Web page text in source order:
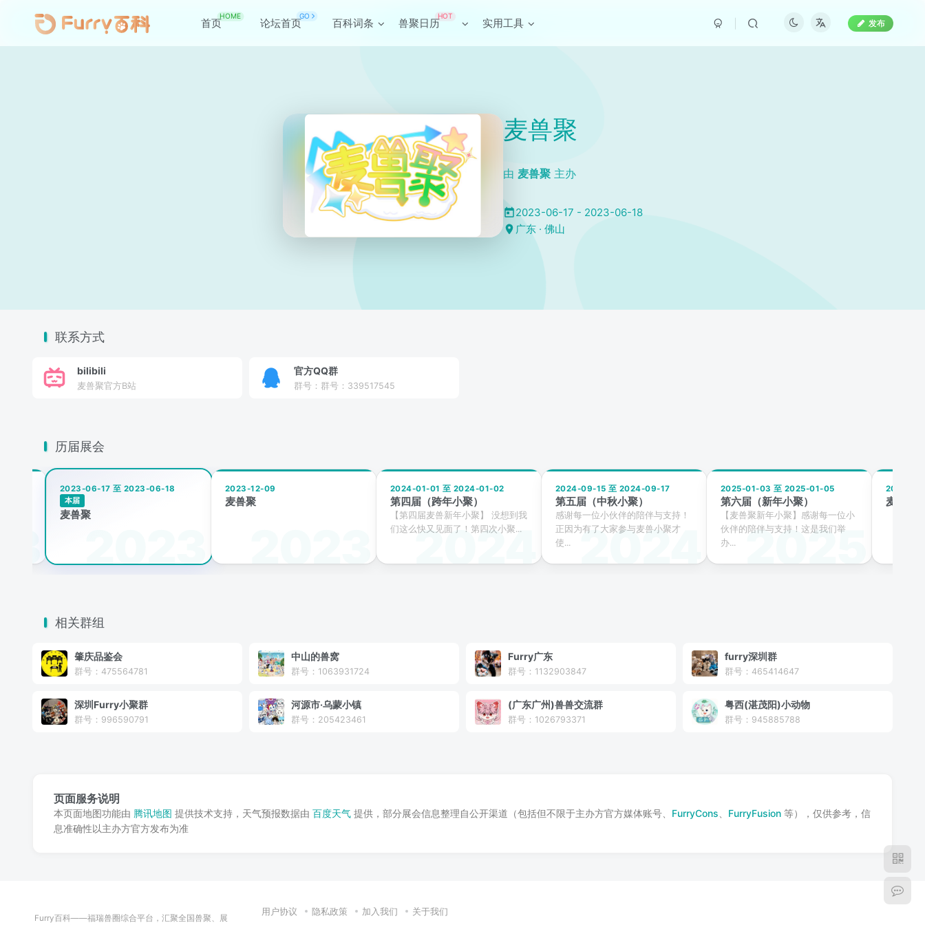
首页
HOME
论坛首页GO 百科词条 兽聚日历
HOT
实用工具 发布
麦兽聚
由 麦兽聚 主办
2023-06-17 - 2023-06-18
广东 · 佛山
联系方式
bilibili
麦兽聚官方B站
官方QQ群
群号：群号：339517545
历届展会
2023-06-17 至 2023-06-18
本届
麦兽聚
2023-12-09
麦兽聚
2024-01-01 至 2024-01-02
第四届（跨年小聚）
【第四届麦兽新年小聚】 没想到我
们这么快又见面了！第四次小聚...
2024-09-15 至 2024-09-17
第五届（中秋小聚）
感谢每一位小伙伴的陪伴与支持！
正因为有了大家参与麦兽小聚才
使...
2025-01-03 至 2025-01-05
第六届（新年小聚）
【麦兽聚新年小聚】感谢每一位小
伙伴的陪伴与支持！这是我们举
办...
2025-
麦兽聚
相关群组
肇庆品鉴会
群号：475564781
中山的兽窝
群号：1063931724
Furry广东
群号：1132903847
furry深圳群
群号：465414647
深圳Furry小聚群
群号：996590791
河源市·乌蒙小镇
群号：205423461
(广东广州)兽兽交流群
群号：1026793371
粤西(湛茂阳)小动物
群号：945885788
页面服务说明
本页面地图功能由 腾讯地图 提供技术支持，天气预报数据由 百度天气提供，部分展会信息整理自公开渠道（包括但不限于主办方官方媒体账号、 FurryCons FurryFusion等），仅供参考，信
息准确性以主办方官方发布为准
Furry百科——福瑞兽圈综合平台，汇聚全国兽聚、展
用户协议 隐私政策 加入我们 关于我们